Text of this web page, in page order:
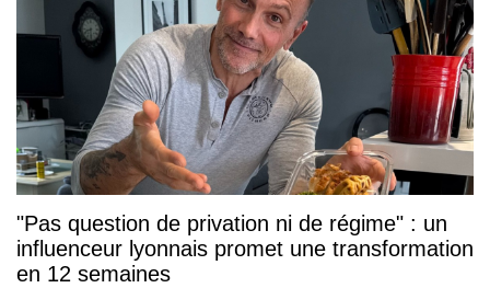
"Pas question de privation ni de régime" : un
influenceur lyonnais promet une transformation
en 12 semaines